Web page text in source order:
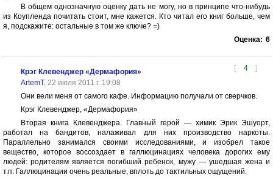
В общем однозначную оценку дать не могу, но в принципе что-нибудь
из Коупленда почитать стоит, мне кажется. Кто читал его книг больше, чем
я, подскажите: остальные в том же ключе? =)
Оценка: 6
[ 4 ]
Крэг Клевенджер «Дермафория»
ArtemT, 22 июля 2011 г. 19:08
Они вели меня от самого кафе. Информацию получали от сверчков.
Крэг Клевенджер, «Дермафория»
Вторая книга Клевенджера. Главный герой — химик Эрик Эшуорт,
работал на бандитов, налаживал для них производство наркоты.
Параллельно занимался своими исследованиями, и изобрел такое
вещество, которое воссоздает в галлюцинациях человека дорогих ему
людей: родителям является погибший ребенок, мужу — ушедшая жена и
т.п. Галлюцинации очень реальные, вплоть до тактильных ощущений.